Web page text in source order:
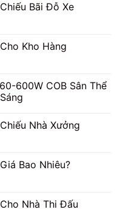
Bãi Đỗ Xe
Kho Hàng
600W COB Sân Thể
Nhà Xưởng
Bao Nhiêu?
Nhà Thi Đấu